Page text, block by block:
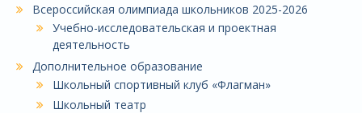
Всероссийская олимпиада школьников 2025-2026
Учебно-исследовательская и проектная
деятельность
Дополнительное образование
Школьный спортивный клуб «Флагман»
Школьный театр